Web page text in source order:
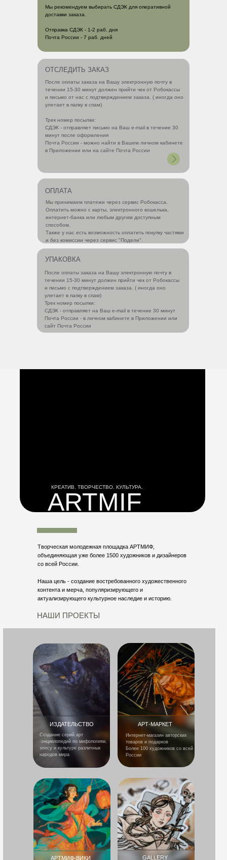
ОТСЛЕДИТЬ ЗАКАЗ
ОПЛАТА
Мы принимаем платежи через сервис Робокасса.
Оплатить можно с карты, электронного кошелька,
интернет-банка или любым другим доступным
способом.
Также у нас есть возможность оплатить покупку частями
и без комиссии через сервис "Подели".
После оплаты заказа на Вашу электронную почту в
течении 15-30 минут должен прийти чек от Робокассы
и письмо от нас с подтверждением заказа. ( иногда оно
улетает в папку в спам)
Трек номер посылки:
СДЭК - отправляет письмо на Ваш e-mail в течение 30
минут после оформления
Почта России - можно найти в Вашем личном кабинете
в Приложении или на сайте Почта России
УПАКОВКА
После оплаты заказа на Вашу электронную почту в
течении 15-30 минут должен прийти чек от Робокассы
и письмо с подтверждением заказа. ( иногда оно
улетает в папку в спам)
Трек номер посылки:
СДЭК - отправляет на Ваш e-mail в течение 30 минут
Почта России - в личном кабинете в Приложении или
сайт Почта России
Мы рекомендуем выбирать СДЭК для оперативной
доставки заказа.
Отправка СДЭК - 1-2 раб. дня
Почта России - 7 раб. дней
ARTMIF
КРЕАТИВ. ТВОРЧЕСТВО. КУЛЬТУРА.
НАШИ ПРОЕКТЫ
ИЗДАТЕЛЬСТВО АРТ-МАРКЕТ
GALLERY
АРТМИФ-ВИКИ
Создание серий арт
-энциклопедий по мифологиям,
эпосу и культуре различных
народов мира
Интернет-магазин авторских
товаров и подарков
Более 100 художников со всей
России
Творческая молодежная площадка АРТМИФ,
объединяющая уже более 1500 художников и дизайнеров
со всей России.
Наша цель - создание востребованного художественного
контента и мерча, популяризирующего и
актуализирующего культурное наследие и историю.